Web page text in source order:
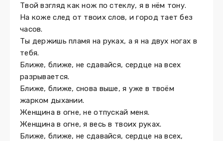
Твой взгляд как нож по стеклу, я в нём тону.
На коже след от твоих слов, и город тает без
часов.
Ты держишь пламя на руках, а я на двух ногах в
тебя.
Ближе, ближе, не сдавайся, сердце на всех
разрывается.
Ближе, ближе, снова выше, я уже в твоём
жарком дыхании.
Женщина в огне, не отпускай меня.
Женщина в огне, я весь в твоих руках.
Ближе, ближе, не сдавайся, сердце на всех,